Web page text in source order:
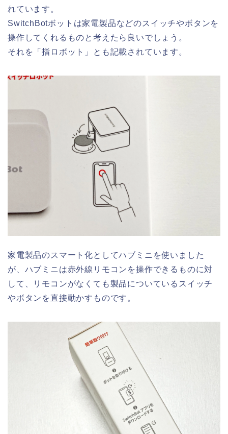
れています。
SwitchBotボットは家電製品などのスイッチやボタンを
操作してくれるものと考えたら良いでしょう。
それを「指ロボット」とも記載されています。
家電製品のスマート化としてハブミニを使いました
が、ハブミニは赤外線リモコンを操作できるものに対
して、リモコンがなくても製品についているスイッチ
やボタンを直接動かすものです。